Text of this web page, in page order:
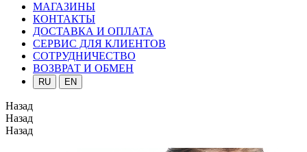
МАГАЗИНЫ
КОНТАКТЫ
ДОСТАВКА И ОПЛАТА
СЕРВИС ДЛЯ КЛИЕНТОВ
СОТРУДНИЧЕСТВО
ВОЗВРАТ И ОБМЕН
RU EN
Назад
Назад
Назад